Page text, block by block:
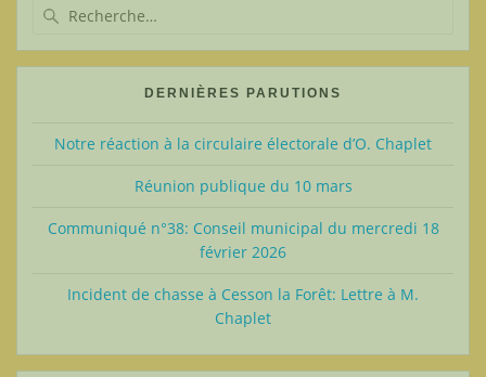
:
DERNIÈRES PARUTIONS
Notre réaction à la circulaire électorale d’O. Chaplet
Réunion publique du 10 mars
Communiqué n°38: Conseil municipal du mercredi 18
février 2026
Incident de chasse à Cesson la Forêt: Lettre à M.
Chaplet